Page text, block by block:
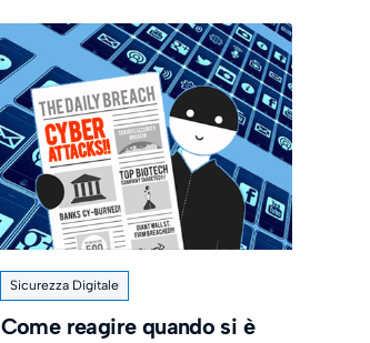
Sicurezza Digitale
Come reagire quando si è